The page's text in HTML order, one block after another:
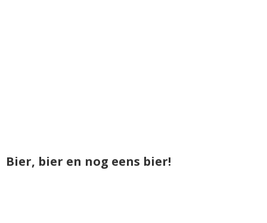
Bier, bier en nog eens bier!